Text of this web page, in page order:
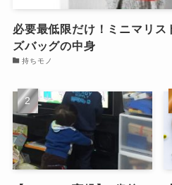
必要最低限だけ！ミニマリス
ズバッグの中身
持ちモノ